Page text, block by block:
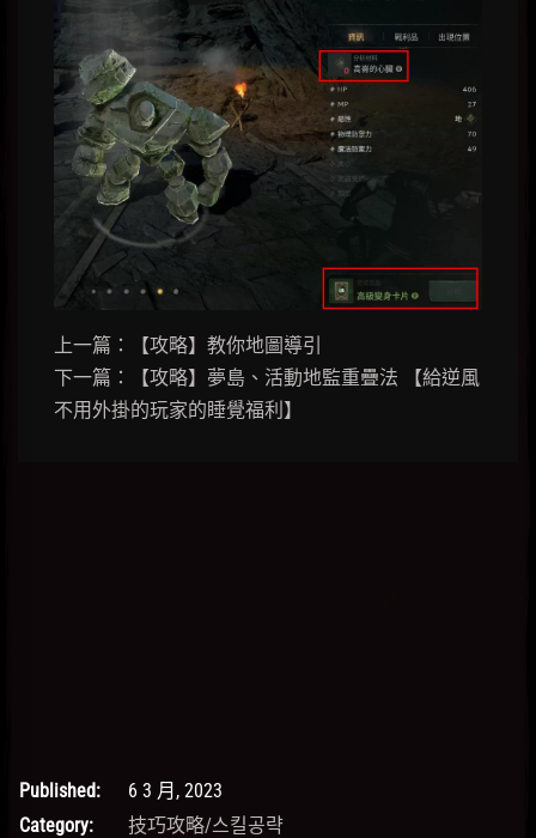
上一篇：【攻略】教你地圖導引
下一篇：【攻略】夢島、活動地監重疊法 【給逆風
不用外掛的玩家的睡覺福利】
Published:
6 3 月, 2023
Category:
技巧攻略/스킬공략